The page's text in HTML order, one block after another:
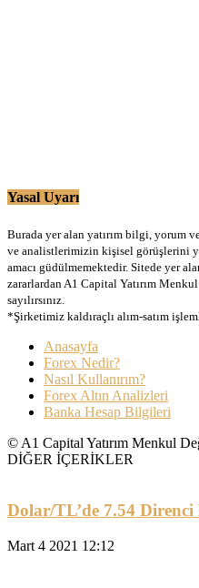
Yasal Uyarı
Burada yer alan yatırım bilgi, yorum
ve analistlerimizin kişisel görüşlerini
amacı güdülmemektedir. Sitede yer
zararlardan A1 Capital Yatırım
sayılırsınız.
*Şirketimiz kaldıraçlı alım-satım
Anasayfa
Forex Nedir?
Nasıl Kullanırım?
Forex Altın Analizleri
Banka Hesap Bilgileri
© A1 Capital Yatırım Menkul
DİĞER İÇERİKLER
Dolar/TL’de 7.54
Mart 4 2021 12:12